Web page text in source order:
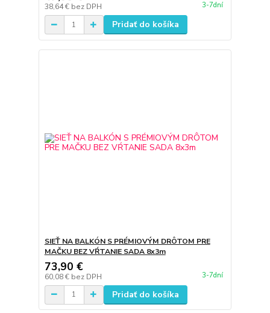
38,64 € bez DPH 3-7dní
Pridať do košíka
SIEŤ NA BALKÓN S PRÉMIOVÝM DRÔTOM PRE
MAČKU BEZ VŔTANIE SADA 8x3m
73,90 €
60,08 € bez DPH 3-7dní
Pridať do košíka